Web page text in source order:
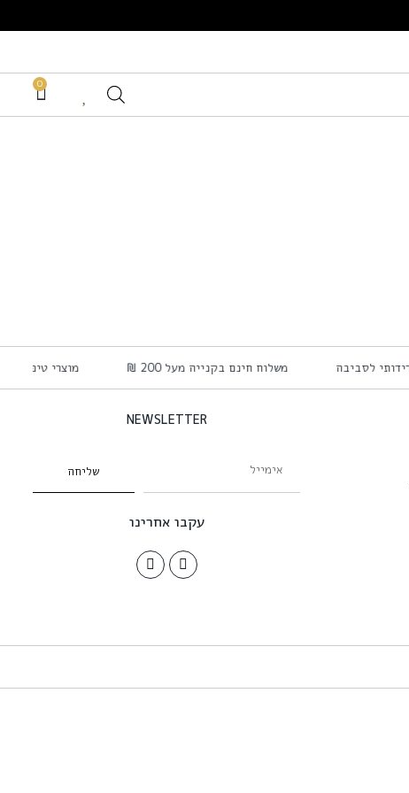
0
ידידותי לסביבה משלוח חינם בקנייה מעל 200 ₪ מוצרי טיפוח
NEWSLETTER
שליחה
עקבו אחרינו